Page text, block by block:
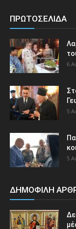
ΠΡΩΤΟΣΕΛΙΔΑ
6
5
5
ΔΗΜΟΦΙΛΗ